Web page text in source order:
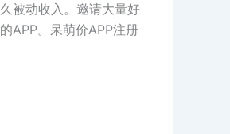
被动收入。邀请大量好
APP。呆萌价APP注册